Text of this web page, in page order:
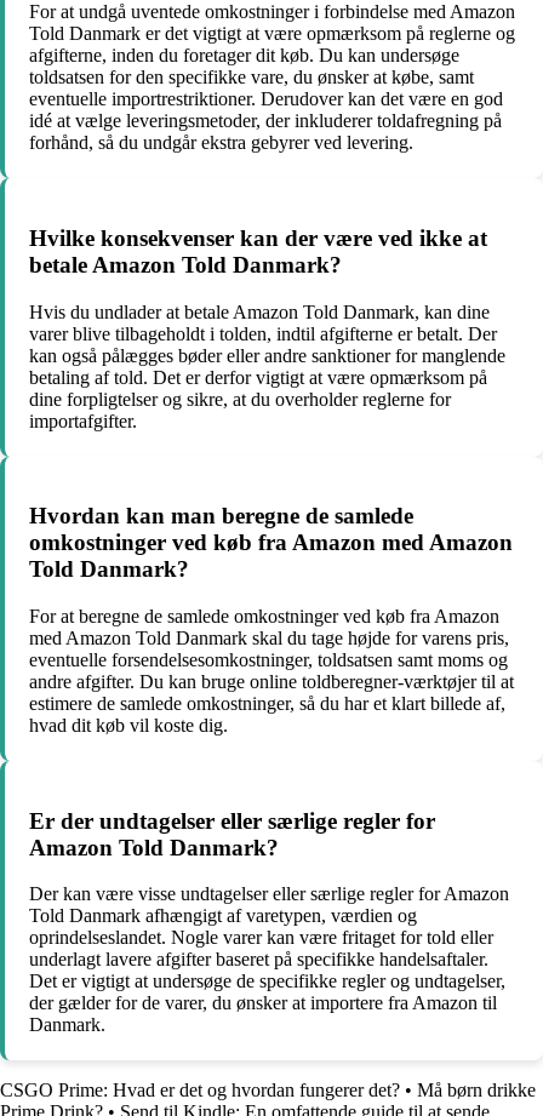
For at undgå uventede omkostninger i forbindelse med Amazon
Told Danmark er det vigtigt at være opmærksom på reglerne og
afgifterne, inden du foretager dit køb. Du kan undersøge
toldsatsen for den specifikke vare, du ønsker at købe, samt
eventuelle importrestriktioner. Derudover kan det være en god
idé at vælge leveringsmetoder, der inkluderer toldafregning på
forhånd, så du undgår ekstra gebyrer ved levering.
Hvilke konsekvenser kan der være ved ikke at
betale Amazon Told Danmark?
Hvis du undlader at betale Amazon Told Danmark, kan dine
varer blive tilbageholdt i tolden, indtil afgifterne er betalt. Der
kan også pålægges bøder eller andre sanktioner for manglende
betaling af told. Det er derfor vigtigt at være opmærksom på
dine forpligtelser og sikre, at du overholder reglerne for
importafgifter.
Hvordan kan man beregne de samlede
omkostninger ved køb fra Amazon med Amazon
Told Danmark?
For at beregne de samlede omkostninger ved køb fra Amazon
med Amazon Told Danmark skal du tage højde for varens pris,
eventuelle forsendelsesomkostninger, toldsatsen samt moms og
andre afgifter. Du kan bruge online toldberegner-værktøjer til at
estimere de samlede omkostninger, så du har et klart billede af,
hvad dit køb vil koste dig.
Er der undtagelser eller særlige regler for
Amazon Told Danmark?
Der kan være visse undtagelser eller særlige regler for Amazon
Told Danmark afhængigt af varetypen, værdien og
oprindelseslandet. Nogle varer kan være fritaget for told eller
underlagt lavere afgifter baseret på specifikke handelsaftaler.
Det er vigtigt at undersøge de specifikke regler og undtagelser,
der gælder for de varer, du ønsker at importere fra Amazon til
Danmark.
CSGO Prime: Hvad er det og hvordan fungerer det? • Må børn drikke